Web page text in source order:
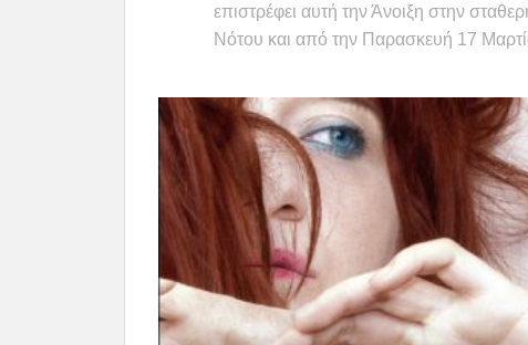
επιστρέφει αυτή την Άνοιξη στην
Νότου και από την Παρασκευή 17